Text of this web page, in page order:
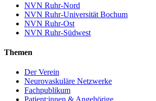
NVN Ruhr-Nord
NVN Ruhr-Universität Bochum
NVN Ruhr-Ost
NVN Ruhr-Südwest
Themen
Der Verein
Neurovaskuläre Netzwerke
Fachpublikum